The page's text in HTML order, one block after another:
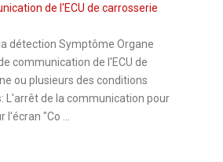
de l'ECU de carrosserie
la détection Symptôme Organe
communication de l'ECU de
ou plusieurs des conditions
L'arrêt de la communication pour
"Co ...